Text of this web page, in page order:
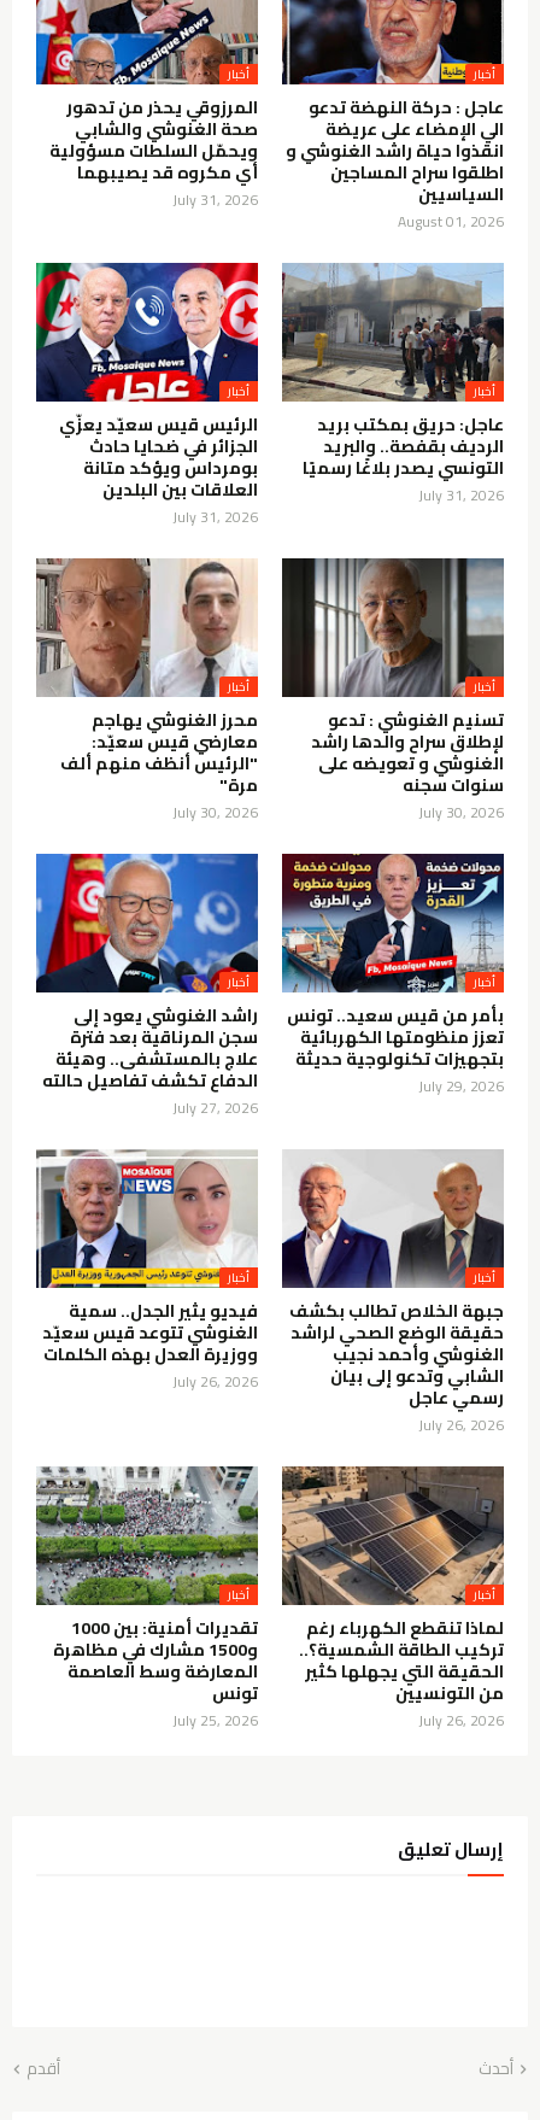
أخبار
عاجل : حركة النهضة تدعو
الي الإمضاء على عريضة
انقذوا حياة راشد الغنوشي و
اطلقوا سراح المساجين
السياسيين
August 01, 2026
أخبار
المرزوقي يحذر من تدهور
صحة الغنوشي والشابي
ويحمّل السلطات مسؤولية
أي مكروه قد يصيبهما
July 31, 2026
أخبار
عاجل: حريق بمكتب بريد
الرديف بقفصة.. والبريد
التونسي يصدر بلاغًا رسميًا
July 31, 2026
أخبار
الرئيس قيس سعيّد يعزّي
الجزائر في ضحايا حادث
بومرداس ويؤكد متانة
العلاقات بين البلدين
July 31, 2026
أخبار
تسنيم الغنوشي : تدعو
لإطلاق سراح والدها راشد
الغنوشي و تعويضه على
سنوات سجنه
July 30, 2026
أخبار
محرز الغنوشي يهاجم
معارضي قيس سعيّد:
"الرئيس أنظف منهم ألف
مرة"
July 30, 2026
أخبار
بأمر من قيس سعيد.. تونس
تعزز منظومتها الكهربائية
بتجهيزات تكنولوجية حديثة
July 29, 2026
أخبار
راشد الغنوشي يعود إلى
سجن المرناقية بعد فترة
علاج بالمستشفى.. وهيئة
الدفاع تكشف تفاصيل حالته
July 27, 2026
أخبار
جبهة الخلاص تطالب بكشف
حقيقة الوضع الصحي لراشد
الغنوشي وأحمد نجيب
الشابي وتدعو إلى بيان
رسمي عاجل
July 26, 2026
أخبار
فيديو يثير الجدل.. سمية
الغنوشي تتوعد قيس سعيّد
ووزيرة العدل بهذه الكلمات
July 26, 2026
أخبار
لماذا تنقطع الكهرباء رغم
تركيب الطاقة الشمسية؟..
الحقيقة التي يجهلها كثير
من التونسيين
July 26, 2026
أخبار
تقديرات أمنية: بين 1000
و1500 مشارك في مظاهرة
المعارضة وسط العاصمة
تونس
July 25, 2026
إرسال تعليق
أحدث أقدم